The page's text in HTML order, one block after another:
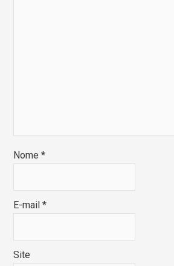
Nome*
E-mail*
Site